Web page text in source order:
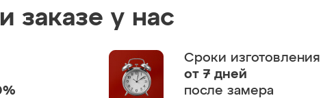
заказе у нас
Сроки изготовления
от 7 дней
после замера